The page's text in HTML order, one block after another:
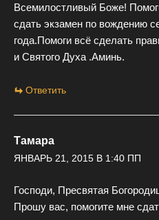
Всемилостливый Боже!
сдать экзамен по вождению
года.Помоги всё сделать
и Святого Духа .Аминь.
Ответить
Тамара
ЯНВАРЬ 21, 2015 В 1:40 ПП
Господи, Пресвятая
Прошу вас, помогите мне